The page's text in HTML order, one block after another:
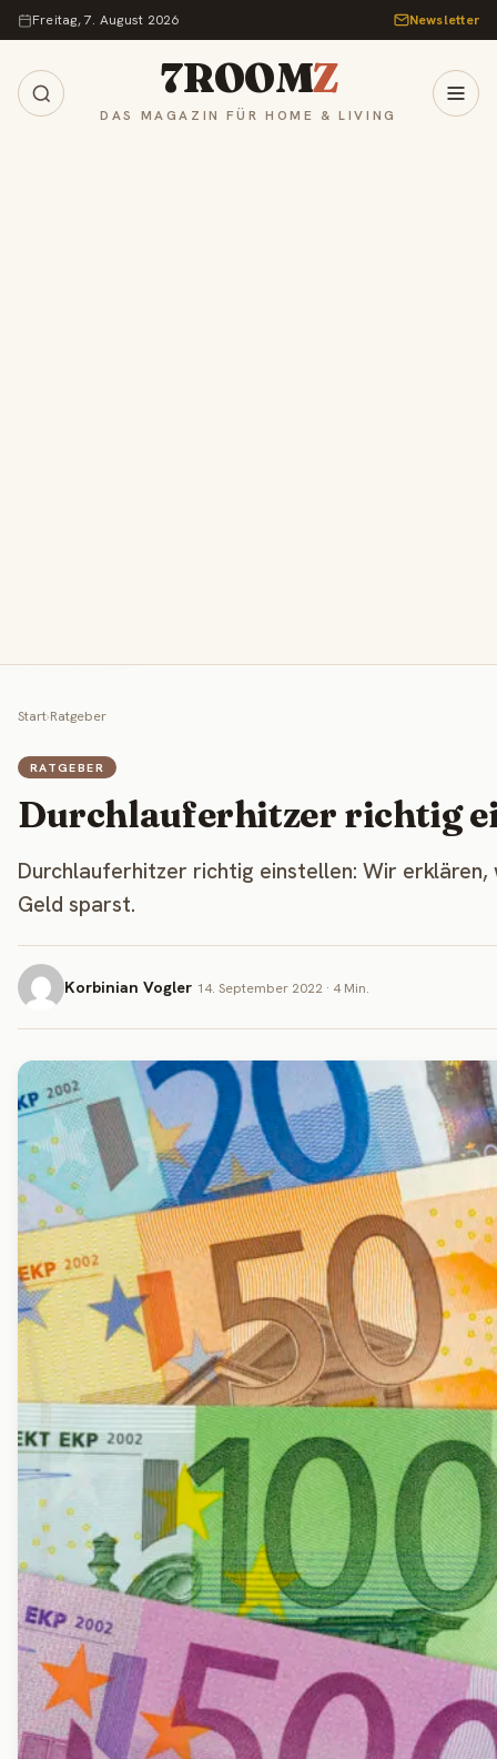
Zum Inhalt springen
Freitag, 7. August 2026 Newsletter
7ROOMZ
DAS MAGAZIN FÜR HOME & LIVING
Start›Ratgeber
RATGEBER
Durchlauferhitzer richtig
Durchlauferhitzer richtig einstellen: Wir
Geld sparst.
Korbinian Vogler 14. September 2022 · 4 Min.